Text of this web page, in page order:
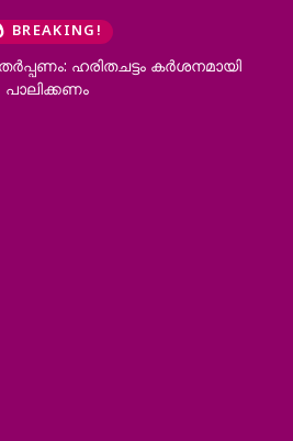
BREAKING!
ഹരിതചട്ടം കര്‍ശനമായി